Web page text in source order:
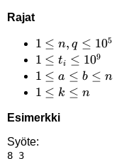
Rajat
1 \le
n, q
\le
10^5
1 ≤ n, q ≤ 105
1 \le
t_i
\le
1 ≤ ti ≤ 109
1
\le
\le
b
1 ≤ a ≤ b ≤ n
1
k
\le
1 ≤ k ≤ n
Esimerkki
Syöte:
8 3